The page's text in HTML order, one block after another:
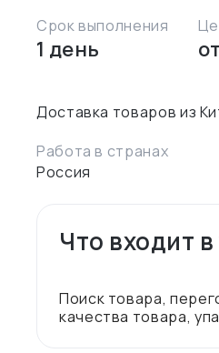
Срок выполнения
1 день
Работа в странах
Россия
Что входит в
Поиск товара,